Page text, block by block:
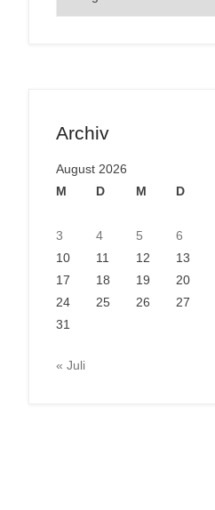
Archiv
August 2026
M
D M D
3
4 5 6
10
11 12 13
17
18 19 20
24
25 26 27
31
« Juli